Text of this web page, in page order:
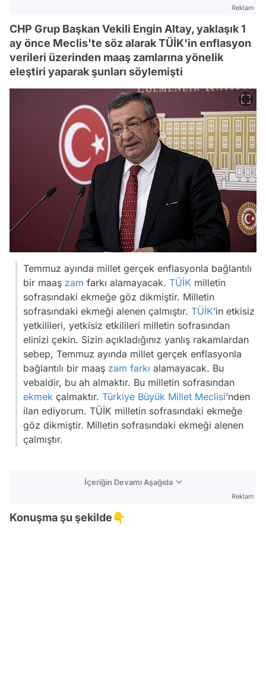
Reklam
CHP Grup Başkan Vekili Engin Altay, yaklaşık 1
ay önce Meclis'te söz alarak TÜİK'in enflasyon
verileri üzerinden maaş zamlarına yönelik
eleştiri yaparak şunları söylemişti
Temmuz ayında millet gerçek enflasyonla bağlantılı
bir maaş zam farkı alamayacak. TÜİK milletin
sofrasındaki ekmeğe göz dikmiştir. Milletin
sofrasındaki ekmeği alenen çalmıştır. TÜİK’in etkisiz
yetkilileri, yetkisiz etkilileri milletin sofrasından
elinizi çekin. Sizin açıkladığınız yanlış rakamlardan
sebep, Temmuz ayında millet gerçek enflasyonla
bağlantılı bir maaş zam farkı alamayacak. Bu
vebaldir, bu ah almaktır. Bu milletin sofrasından
ekmek çalmaktır. Türkiye Büyük Millet Meclisi’nden
ilan ediyorum. TÜİK milletin sofrasındaki ekmeğe
göz dikmiştir. Milletin sofrasındaki ekmeği alenen
çalmıştır.
İçeriğin Devamı Aşağıda
Reklam
Konuşma şu şekilde👇